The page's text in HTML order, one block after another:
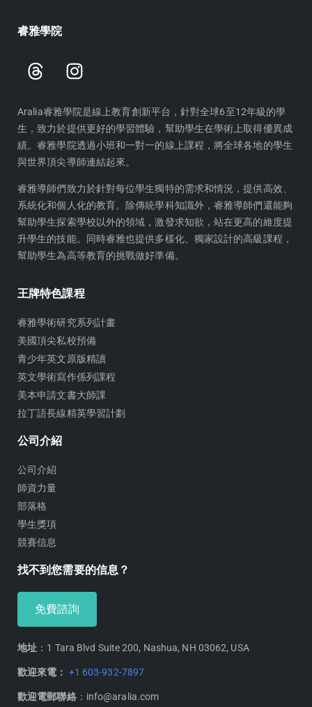
睿雅學院
T
h
e
a
d
s
I
n
t
a
g
r
a
m
Aralia睿雅學院是線上教育創新平台，針對全球6至12年級的學
生，致力於提供更好的學習體驗，幫助學生在學術上取得優異成
績。睿雅學院透過小班和一對一的線上課程，將全球各地的學生
與世界頂尖導師連結起來。
睿雅導師們致力於針對每位學生獨特的需求和情況，提供高效、
系統化和個人化的教育。除傳統學科知識外，睿雅導師們還能夠
幫助學生探索學校以外的領域，激發求知欲，站在更高的維度提
升學生的技能。同時睿雅也提供多樣化、獨家設計的高級課程，
幫助學生為高等教育的挑戰做好準備。
王牌特色課程
睿雅學術研究系列計畫
美國頂尖私校預備
青少年英文原版精讀
英文學術寫作係列課程
美本申請文書大師課
拉丁語長線精英學習計劃
公司介紹
公司介紹
師資力量
部落格
學生獎項
競賽信息
找不到您需要的信息？
免費諮詢
地址 ：1 Tara Blvd Suite 200, Nashua, NH 03062, USA
歡迎來電： +1 603-932-7897
歡迎電郵聯絡：info@aralia.com